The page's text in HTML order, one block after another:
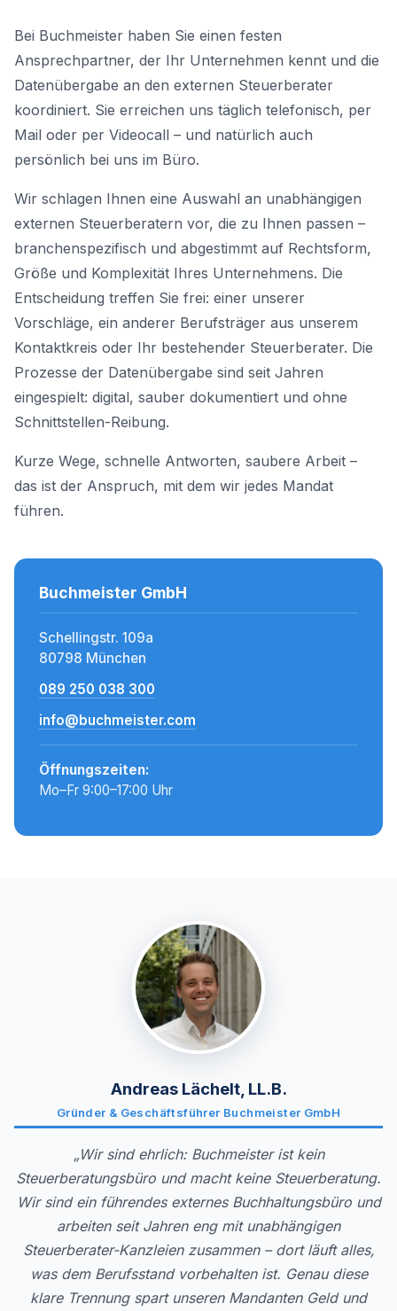
Bei Buchmeister haben Sie einen festen
Ansprechpartner, der Ihr Unternehmen kennt und die
Datenübergabe an den externen Steuerberater
koordiniert. Sie erreichen uns täglich telefonisch, per
Mail oder per Videocall – und natürlich auch
persönlich bei uns im Büro.
Wir schlagen Ihnen eine Auswahl an unabhängigen
externen Steuerberatern vor, die zu Ihnen passen –
branchenspezifisch und abgestimmt auf Rechtsform,
Größe und Komplexität Ihres Unternehmens. Die
Entscheidung treffen Sie frei: einer unserer
Vorschläge, ein anderer Berufsträger aus unserem
Kontaktkreis oder Ihr bestehender Steuerberater. Die
Prozesse der Datenübergabe sind seit Jahren
eingespielt: digital, sauber dokumentiert und ohne
Schnittstellen-Reibung.
Kurze Wege, schnelle Antworten, saubere Arbeit –
das ist der Anspruch, mit dem wir jedes Mandat
führen.
Buchmeister GmbH
Schellingstr. 109a
80798 München
089 250 038 300
info@buchmeister.com
Öffnungszeiten:
Mo–Fr 9:00–17:00 Uhr
Andreas Lächelt, LL.B.
Gründer & Geschäftsführer Buchmeister GmbH
„Wir sind ehrlich: Buchmeister ist kein
Steuerberatungsbüro und macht keine Steuerberatung.
Wir sind ein führendes externes Buchhaltungsbüro und
arbeiten seit Jahren eng mit unabhängigen
Steuerberater-Kanzleien zusammen – dort läuft alles,
was dem Berufsstand vorbehalten ist. Genau diese
klare Trennung spart unseren Mandanten Geld und